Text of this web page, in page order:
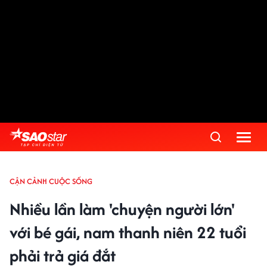
CẬN CẢNH CUỘC SỐNG
Nhiều lần làm 'chuyện người lớn'
với bé gái, nam thanh niên 22 tuổi
phải trả giá đắt